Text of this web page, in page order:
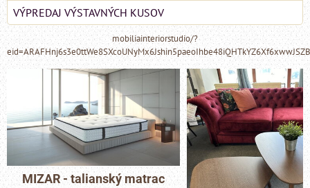
VÝPREDAJ VÝSTAVNÝCH KUSOV
mobiliainteriorstudio/?
MIZAR - talianský matrac